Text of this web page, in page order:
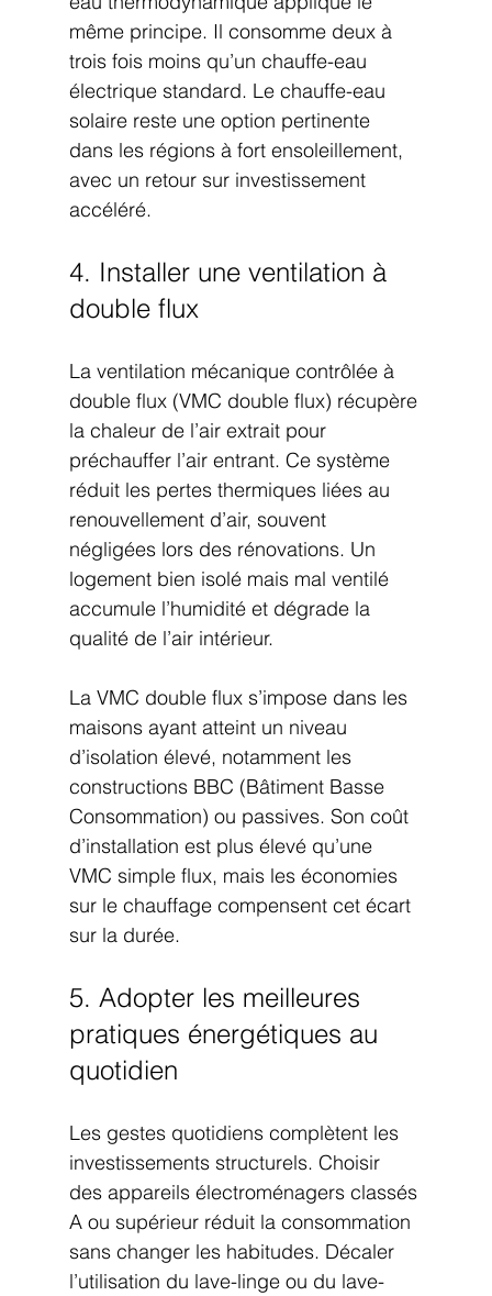
même principe. Il consomme deux à
trois fois moins qu’un chauffe-eau
électrique standard. Le chauffe-eau
solaire reste une option pertinente
dans les régions à fort ensoleillement,
avec un retour sur investissement
accéléré.
4. Installer une ventilation à
double flux
La ventilation mécanique contrôlée à
double flux (VMC double flux) récupère
la chaleur de l’air extrait pour
préchauffer l’air entrant. Ce système
réduit les pertes thermiques liées au
renouvellement d’air, souvent
négligées lors des rénovations. Un
logement bien isolé mais mal ventilé
accumule l’humidité et dégrade la
qualité de l’air intérieur.
La VMC double flux s’impose dans les
maisons ayant atteint un niveau
d’isolation élevé, notamment les
constructions BBC (Bâtiment Basse
Consommation) ou passives. Son coût
d’installation est plus élevé qu’une
VMC simple flux, mais les économies
sur le chauffage compensent cet écart
sur la durée.
5. Adopter les meilleures
pratiques énergétiques au
quotidien
Les gestes quotidiens complètent les
investissements structurels. Choisir
des appareils électroménagers classés
A ou supérieur réduit la consommation
sans changer les habitudes. Décaler
l’utilisation du lave-linge ou du lave-